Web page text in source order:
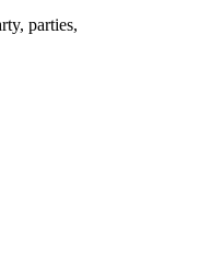
parties,